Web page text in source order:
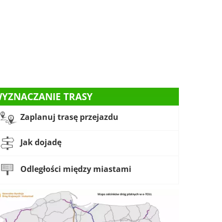
TRASY
Zaplanuj trasę przejazdu
Jak dojadę
Odległości między miastami